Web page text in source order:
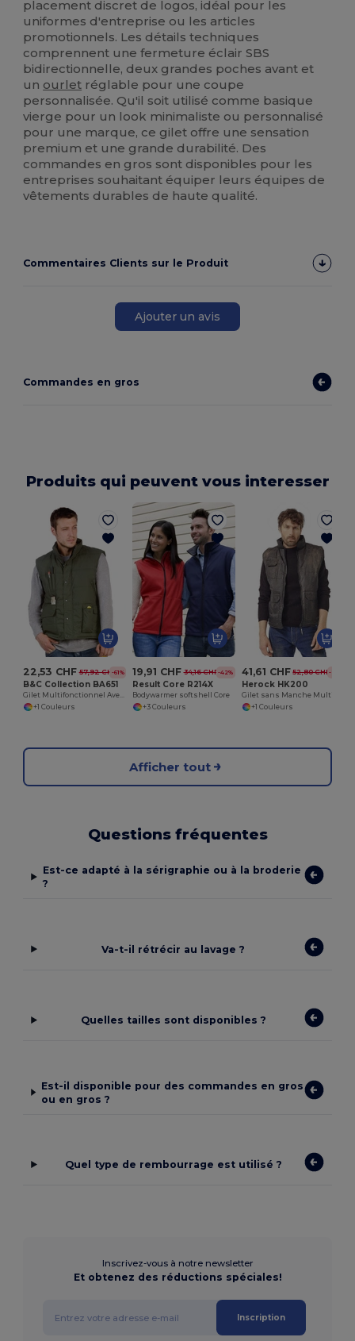
placement discret de logos, idéal pour les
uniformes d'entreprise ou les articles
promotionnels. Les détails techniques
comprennent une fermeture éclair SBS
bidirectionnelle, deux grandes poches avant et
un ourlet réglable pour une coupe
personnalisée. Qu'il soit utilisé comme basique
vierge pour un look minimaliste ou personnalisé
pour une marque, ce gilet offre une sensation
premium et une grande durabilité. Des
commandes en gros sont disponibles pour les
entreprises souhaitant équiper leurs équipes de
vêtements durables de haute qualité.
Commentaires Clients sur le Produit
Ajouter un avis
Commandes en gros
Produits qui peuvent vous interesser
22,53 CHF 57,92 CHF-61%
B&C Collection BA651
Gilet Multifonctionnel Aventure
+1 Couleurs
19,91 CHF 34,16 CHF-42%
Result Core R214X
Bodywarmer softshell Core
+3 Couleurs
41,61 CHF 52,80 CHF-21%
Herock HK200
+1 Couleurs
Afficher tout
Questions fréquentes
Est-ce adapté à la sérigraphie ou à la broderie
?
Va-t-il rétrécir au lavage ?
Quelles tailles sont disponibles ?
Est-il disponible pour des commandes en gros
ou en gros ?
Quel type de rembourrage est utilisé ?
Inscrivez-vous à notre newsletter
Et obtenez des réductions spéciales!
Inscription